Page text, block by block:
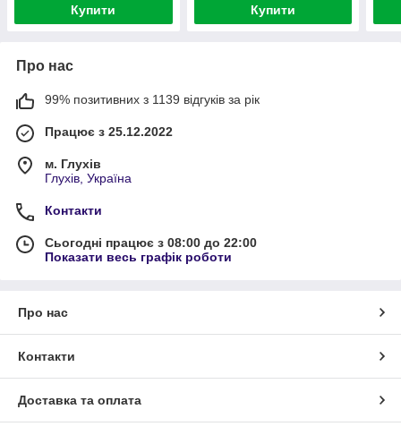
Купити Купити
Про нас
99% позитивних з 1139 відгуків за рік
Працює з 25.12.2022
м. Глухів
Глухів, Україна
Контакти
Сьогодні працює з 08:00 до 22:00
Показати весь графік роботи
Про нас
Контакти
Доставка та оплата